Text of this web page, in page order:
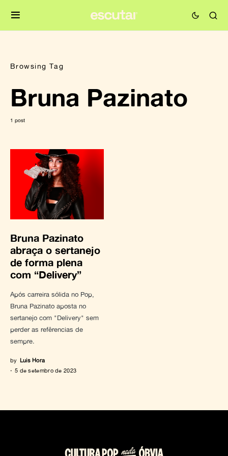
Browsing Tag
Bruna Pazinato
1 post
Bruna Pazinato
abraça o sertanejo
de forma plena
com “Delivery”
Após carreira sólida no Pop,
Bruna Pazinato aposta no
sertanejo com "Delivery" sem
perder as refêrencias de
sempre.
by Luis Hora
5 de setembro de 2023